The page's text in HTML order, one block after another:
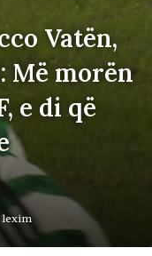
Vatën,
Më morën
e di që
lexim